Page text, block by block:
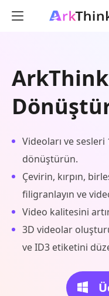
Videoları ve
dönüştürün.
Çevirin, kırpın,
filigranlayın ve
Video kalitesini
3D videolar
ve ID3 etiketini